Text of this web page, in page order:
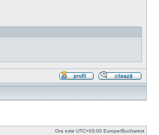
cu
Profil
Ora este UTC+03:00 Europe/Bucharest